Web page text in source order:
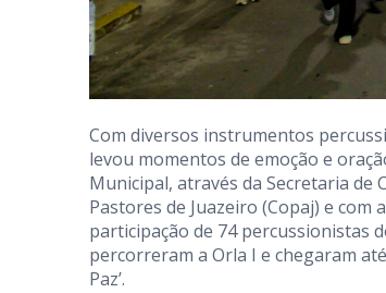
Com diversos instrumentos
levou momentos de emoção e
Municipal, através da Secretaria de
Pastores de Juazeiro (Copaj) e
participação de 74 percussionistas
percorreram a Orla I e chegaram
Paz’.